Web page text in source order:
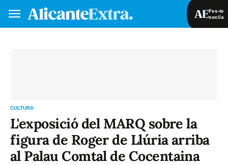
Fes-te
soci/a
CULTURA
L'exposició del MARQ sobre la
figura de Roger de Llúria arriba
al Palau Comtal de Cocentaina